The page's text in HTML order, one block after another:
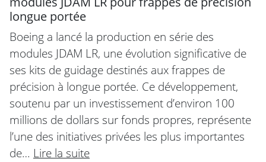
longue portée
Boeing a lancé la production en série des
modules JDAM LR, une évolution significative de
ses kits de guidage destinés aux frappes de
précision à longue portée. Ce développement,
soutenu par un investissement d’environ 100
millions de dollars sur fonds propres, représente
l’une des initiatives privées les plus importantes
de… Lire la suite